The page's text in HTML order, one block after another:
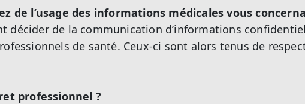
de l’usage des informations médicales vous
décider de la communication d’informations
de santé. Ceux-ci sont alors tenus de
professionnel ?